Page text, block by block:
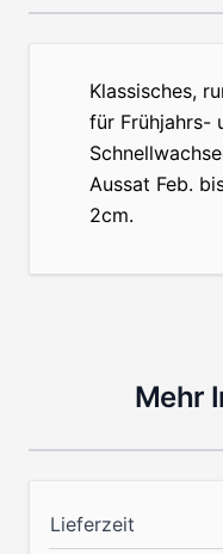
Klassisches,
für Frühjahrs-
Aussat Feb.
2cm.
Mehr
Lieferzeit